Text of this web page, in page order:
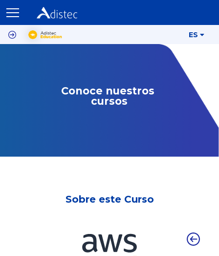
ES
Conoce nuestros
cursos
Sobre este Curso